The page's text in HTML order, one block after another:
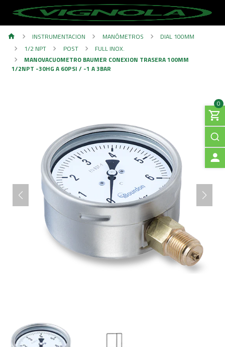
0
C
C
INSTRUMENTACION MANÓMETROS
DIAL 100MM
1/2 NPT
POST
FULL INOX.
MANOVACUOMETRO BAUMER CONEXION TRASERA 100MM
1/2NPT -30HG A 60PSI / -1 A 3BAR